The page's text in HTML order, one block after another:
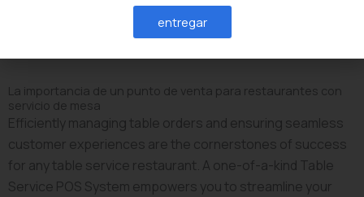
dynamic of your restaurant and learn more about the array of
benefits that come with choosing Shift4 Dine.
La importancia de un punto de venta para restaurantes con
servicio de mesa
Efficiently managing table orders and ensuring seamless
customer experiences are the cornerstones of success
for any table service restaurant. A one-of-a-kind Table
Service POS System empowers you to streamline your
entregar